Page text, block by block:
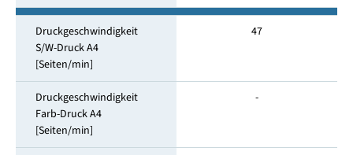
Druckgeschwindigkeit
S/W-Druck A4
[Seiten/min]
47
Druckgeschwindigkeit
Farb-Druck A4
[Seiten/min]
-